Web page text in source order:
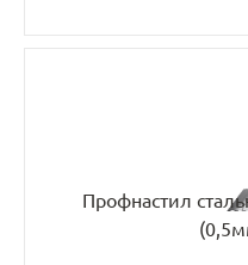
Профнастил